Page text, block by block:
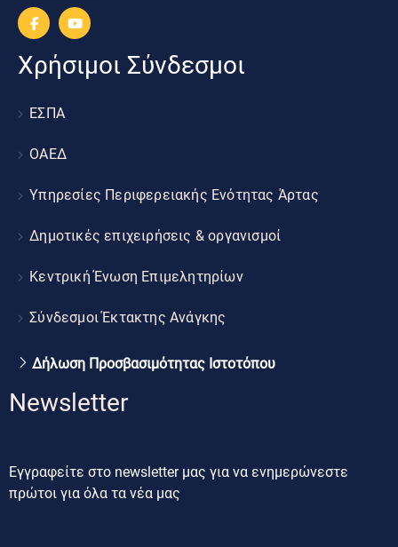
Χρήσιμοι Σύνδεσμοι
ΕΣΠΑ
ΟΑΕΔ
Υπηρεσίες Περιφερειακής Ενότητας Άρτας
Δημοτικές επιχειρήσεις & οργανισμοί
Κεντρική Ένωση Επιμελητηρίων
Σύνδεσμοι Έκτακτης Ανάγκης
Δήλωση Προσβασιμότητας Ιστοτόπου
Newsletter
Εγγραφείτε στο newsletter μας για να ενημερώνεστε
πρώτοι για όλα τα νέα μας